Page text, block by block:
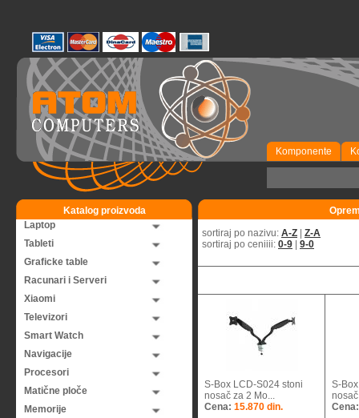
Komponente
Katalog proizvoda
Laptop
Tableti
Graficke table
Racunari i Serveri
Xiaomi
Televizori
Smart Watch
Navigacije
Procesori
Matične ploče
Memorije
sortiraj po nazivu: A-Z
Z-A
sortiraj po ceniiii: 0-9 9-0
S-Box LCD-S024 stoni
nosač za 2 Mo...
Cena: 15.870 din.
S-